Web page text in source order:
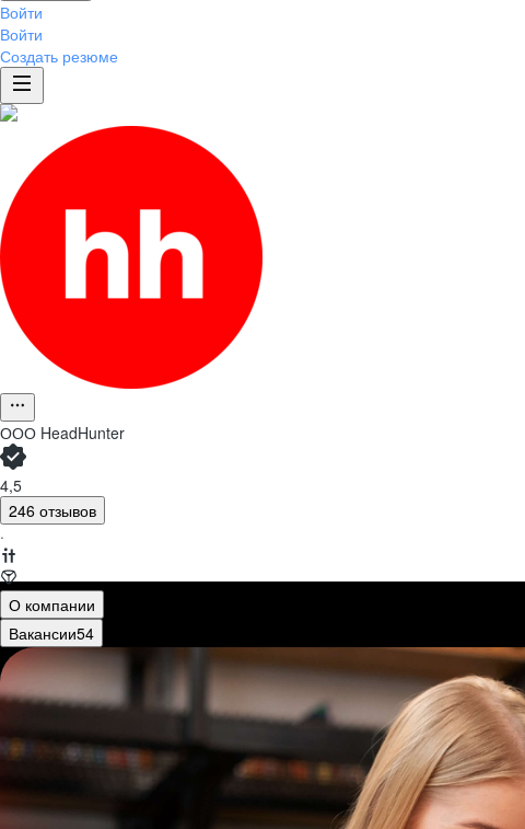
Войти
Войти
Создать резюме
ООО HeadHunter
4,5
246 отзывов
·
О компании
Вакансии54